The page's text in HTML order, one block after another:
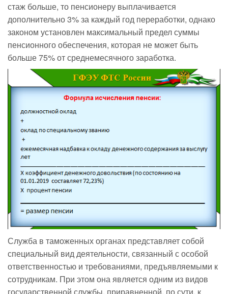
стаж больше, то пенсионеру выплачивается
дополнительно 3% за каждый год переработки, однако
законом установлен максимальный предел суммы
пенсионного обеспечения, которая не может быть
больше 75% от среднемесячного заработка.
Служба в таможенных органах представляет собой
специальный вид деятельности, связанный с особой
ответственностью и требованиями, предъявляемыми к
сотрудникам. При этом она является одним из видов
государственной службы, приравненной, по сути, к